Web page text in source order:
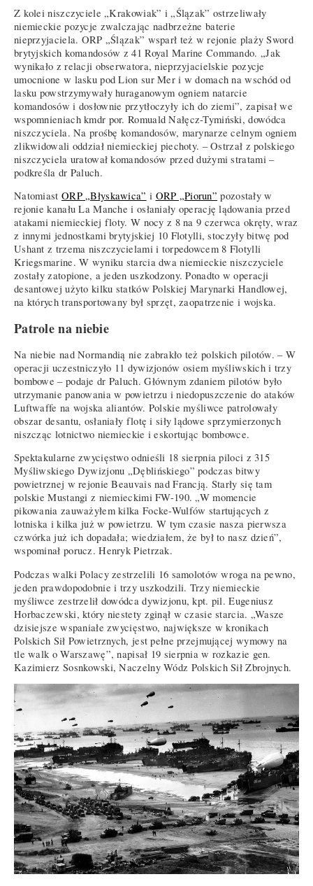
Z kolei niszczyciele „Krakowiak” i „Ślązak” ostrzeliwały
niemieckie pozycje zwalczając nadbrzeżne baterie
nieprzyjaciela. ORP „Ślązak” wsparł też w rejonie plaży Sword
brytyjskich komandosów z 41 Royal Marine Commando. „Jak
wynikało z relacji obserwatora, nieprzyjacielskie pozycje
umocnione w lasku pod Lion sur Mer i w domach na wschód od
lasku powstrzymywały huraganowym ogniem natarcie
komandosów i dosłownie przytłoczyły ich do ziemi”, zapisał we
wspomnieniach kmdr por. Romuald Nałęcz-Tymiński, dowódca
niszczyciela. Na prośbę komandosów, marynarze celnym ogniem
zlikwidowali oddział niemieckiej piechoty. – Ostrzał z polskiego
niszczyciela uratował komandosów przed dużymi stratami –
podkreśla dr Paluch.
Natomiast ORP „Błyskawica” i ORP „Piorun” pozostały w
rejonie kanału La Manche i osłaniały operację lądowania przed
atakami niemieckiej floty. W nocy z 8 na 9 czerwca okręty, wraz
z innymi jednostkami brytyjskiej 10 Flotylli, stoczyły bitwę pod
Ushant z trzema niszczycielami i torpedowcem 8 Flotylli
Kriegsmarine. W wyniku starcia dwa niemieckie niszczyciele
zostały zatopione, a jeden uszkodzony. Ponadto w operacji
desantowej użyto kilku statków Polskiej Marynarki Handlowej,
na których transportowany był sprzęt, zaopatrzenie i wojska.
Patrole na niebie
Na niebie nad Normandią nie zabrakło też polskich pilotów. – W
operacji uczestniczyło 11 dywizjonów osiem myśliwskich i trzy
bombowe – podaje dr Paluch. Głównym zdaniem pilotów było
utrzymanie panowania w powietrzu i niedopuszczenie do ataków
Luftwaffe na wojska aliantów. Polskie myśliwce patrolowały
obszar desantu, osłaniały flotę i siły lądowe sprzymierzonych
niszcząc lotnictwo niemieckie i eskortując bombowce.
Spektakularne zwycięstwo odnieśli 18 sierpnia piloci z 315
Myśliwskiego Dywizjonu „Dęblińskiego” podczas bitwy
powietrznej w rejonie Beauvais nad Francją. Starły się tam
polskie Mustangi z niemieckimi FW-190. „W momencie
pikowania zauważyłem kilka Focke-Wulfów startujących z
lotniska i kilka już w powietrzu. W tym czasie nasza pierwsza
czwórka już ich dopadała; wiedziałem, że był to nasz dzień”,
wspominał porucz. Henryk Pietrzak.
Podczas walki Polacy zestrzelili 16 samolotów wroga na pewno,
jeden prawdopodobnie i trzy uszkodzili. Trzy niemieckie
myśliwce zestrzelił dowódca dywizjonu, kpt. pil. Eugeniusz
Horbaczewski, który niestety zginął w czasie starcia. „Wasze
dzisiejsze wspaniałe zwycięstwo, największe w kronikach
Polskich Sił Powietrznych, jest pełne przejmującej wymowy na
tle walk o Warszawę”, napisał 19 sierpnia w rozkazie gen.
Kazimierz Sosnkowski, Naczelny Wódz Polskich Sił Zbrojnych.